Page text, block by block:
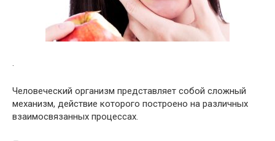
.
Человеческий организм представляет собой сложный
механизм, действие которого построено на различных
взаимосвязанных процессах.